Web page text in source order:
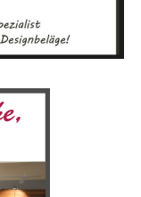
Sorg­falt und
Qua­li­tät
Team auf die
Anla­
und dem
opti­ma­le Ergeb­